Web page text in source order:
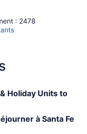
: 2478
Holiday Units to
à Santa Fe